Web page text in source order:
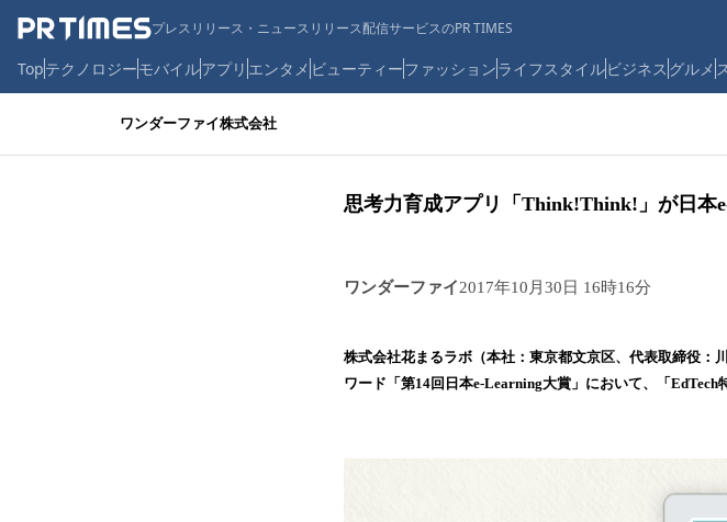
プレスリリース・ニュースリリース配信サービスのPR TIMES
Topテクノロジーモバイルアプリ エンタメ ビューティーファッションライフスタイルビジネス グルメ
ワンダーファイ株式会社
思考力育成アプリ「Think!Think!」が日本
ワンダーファイ2017年10月30日 16時16分
株式会社花まるラボ（本社：東京都文京区、代表取締役
ワード「第14回日本e-Learning大賞」において、「EdTech